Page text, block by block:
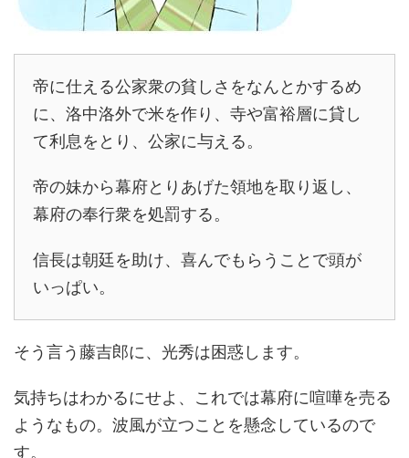
帝に仕える公家衆の貧しさをなんとかするめ
に、洛中洛外で米を作り、寺や富裕層に貸し
て利息をとり、公家に与える。
帝の妹から幕府とりあげた領地を取り返し、
幕府の奉行衆を処罰する。
信長は朝廷を助け、喜んでもらうことで頭が
いっぱい。
そう言う藤吉郎に、光秀は困惑します。
気持ちはわかるにせよ、これでは幕府に喧嘩を売る
ようなもの。波風が立つことを懸念しているので
す。